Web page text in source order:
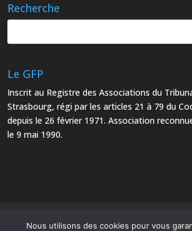
Recherche
Le GFP
Inscrit au Registre des Associations du
Strasbourg, régi par les articles 21 à 79 du
depuis le 26 février 1971. Association
le 9 mai 1990.
Nous utilisons des cookies pour vous